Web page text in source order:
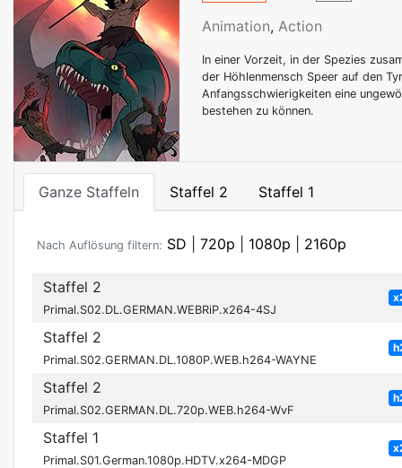
Animation, Action
In einer Vorzeit, in der Spezies
der Höhlenmensch Speer auf den
Anfangsschwierigkeiten eine
bestehen zu können.
Ganze Staffeln Staffel 2 Staffel 1
Nach Auflösung filtern: SD 720p 1080p 2160p
Staffel 2
Primal.S02.DL.GERMAN.WEBRiP.x264-4SJ
Staffel 2
Primal.S02.GERMAN.DL.1080P.WEB.h264-WAYNE
Staffel 2
Primal.S02.GERMAN.DL.720p.WEB.h264-WvF
Staffel 1
Primal.S01.German.1080p.HDTV.x264-MDGP